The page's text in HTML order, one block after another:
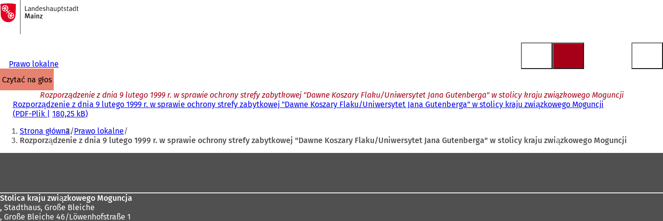
Przejdź do treści
Do
strony
głównej
Prawo lokalne
czytać na głos
Rozporządzenie z dnia 9 lutego 1999 r. w sprawie ochrony strefy zabytkowej "Dawne Koszary Flaku/Uniwersytet Jana Gutenberga" w stolicy kraju związkowego Moguncji
Rozporządzenie z dnia 9 lutego 1999 r. w sprawie ochrony strefy zabytkowej "Dawne Koszary Flaku/Uniwersytet Jana Gutenberga" w stolicy kraju związkowego Moguncji
PDF-Plik 180,25 kB
Jesteś
tutaj:
Strona główna Prawo lokalne
Rozporządzenie z dnia 9 lutego 1999 r. w sprawie ochrony strefy zabytkowej "Dawne Koszary Flaku/Uniwersytet Jana Gutenberga" w stolicy kraju związkowego Moguncji
Stolica kraju związkowego Moguncja
, Stadthaus, Große Bleiche
, Große Bleiche 46/Löwenhofstraße 1